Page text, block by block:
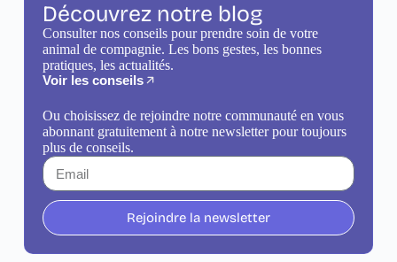
Découvrez notre blog
Consulter nos conseils pour prendre soin de votre
animal de compagnie. Les bons gestes, les bonnes
pratiques, les actualités.
Voir les conseils
Ou choisissez de rejoindre notre communauté en vous
abonnant gratuitement à notre newsletter pour toujours
plus de conseils.
Rejoindre la newsletter